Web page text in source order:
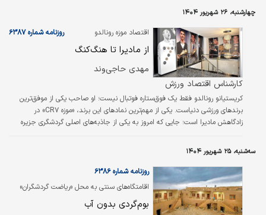
چهارشنبه، ۲۶ شهریور ۱۴۰۴
اقتصاد موزه رونالدو روزنامه شماره ۶۳۸۷
از مادیرا تا هنگ‌کنگ
مهدی حاجی‌وند
کارشناس اقتصاد ورزش
کریستیانو رونالدو فقط یک فوق‌ستاره فوتبال نیست؛ او صاحب یکی از موفق‌ترین
برندهای ورزشی دنیاست. یکی از مهم‌ترین نمادهای این برند، «موزه CR۷» در
زادگاهش مادیرا است؛ جایی که امروز به یکی از جاذبه‌های اصلی گردشگری جزیره
سه‌شنبه، ۲۵ شهریور ۱۴۰۴
اقامتگاه‌‌های سنتی به محل «ریاضت گردشگران»
تبدیل شده است؛ ۳ پیامد ناترازی برای توریسم
ایران
روزنامه شماره ۶۳۸۶
بوم‌گردی بدون آب